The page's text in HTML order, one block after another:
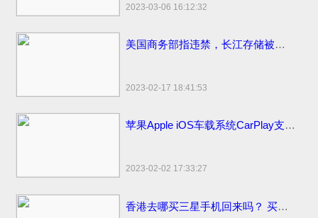
2023-03-06 16:12:32
美国商务部指违禁，长江存储被美国拜登制裁名单面临停工裁员
2023-02-17 18:41:53
苹果Apple iOS车载系统CarPlay支持哪些更多汽车品牌
2023-02-02 17:33:27
香港去哪买三星手机回来吗？ 买香港便宜售价手机市场地点和网站